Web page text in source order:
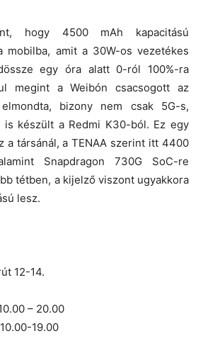
hogy 4500 mAh kapacitású
mobilba, amit a 30W-os vezetékes
egy óra alatt 0-ról 100%-ra
megint a Weibón csacsogott az
bizony nem csak 5G-s,
is készült a Redmi K30-ból. Ez egy
a társánál, a TENAA szerint itt 4400
Snapdragon 730G SoC-re
tétben, a kijelző viszont ugyakkora
lesz.
12-14.
– 20.00
19.00